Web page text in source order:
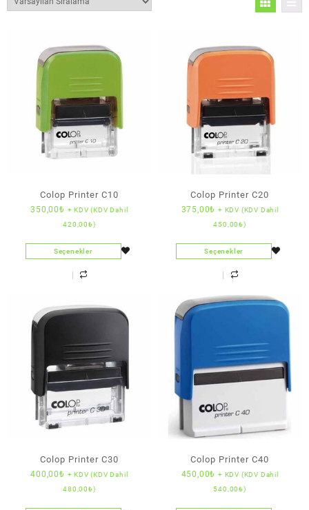
Colop Printer C10
350,00₺ + KDV (KDV Dahil
420,00₺)
Seçenekler
Colop Printer C20
375,00₺ + KDV (KDV Dahil
450,00₺)
Seçenekler
Colop Printer C30
400,00₺ + KDV (KDV Dahil
480,00₺ )
Colop Printer C40
450,00₺ + KDV (KDV Dahil
540,00₺ )